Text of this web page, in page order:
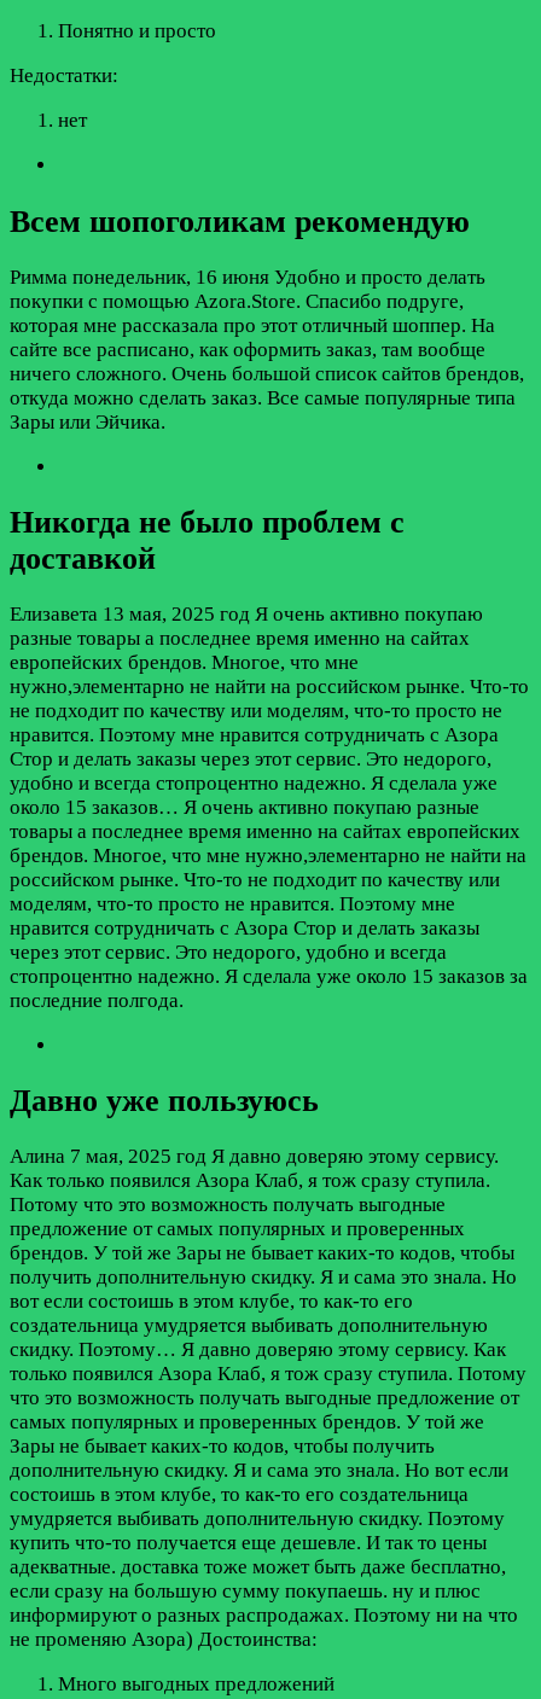
Понятно и просто
Недостатки:
нет
Всем шопоголикам рекомендую
Римма понедельник, 16 июня Удобно и просто делать
покупки с помощью Azora.Store. Спасибо подруге,
которая мне рассказала про этот отличный шоппер. На
сайте все расписано, как оформить заказ, там вообще
ничего сложного. Очень большой список сайтов брендов,
откуда можно сделать заказ. Все самые популярные типа
Зары или Эйчика.
Никогда не было проблем с
доставкой
Елизавета 13 мая, 2025 год Я очень активно покупаю
разные товары а последнее время именно на сайтах
европейских брендов. Многое, что мне
нужно,элементарно не найти на российском рынке. Что-то
не подходит по качеству или моделям, что-то просто не
нравится. Поэтому мне нравится сотрудничать с Азора
Стор и делать заказы через этот сервис. Это недорого,
удобно и всегда стопроцентно надежно. Я сделала уже
около 15 заказов… Я очень активно покупаю разные
товары а последнее время именно на сайтах европейских
брендов. Многое, что мне нужно,элементарно не найти на
российском рынке. Что-то не подходит по качеству или
моделям, что-то просто не нравится. Поэтому мне
нравится сотрудничать с Азора Стор и делать заказы
через этот сервис. Это недорого, удобно и всегда
стопроцентно надежно. Я сделала уже около 15 заказов за
последние полгода.
Давно уже пользуюсь
Алина 7 мая, 2025 год Я давно доверяю этому сервису.
Как только появился Азора Клаб, я тож сразу ступила.
Потому что это возможность получать выгодные
предложение от самых популярных и проверенных
брендов. У той же Зары не бывает каких-то кодов, чтобы
получить дополнительную скидку. Я и сама это знала. Но
вот если состоишь в этом клубе, то как-то его
создательница умудряется выбивать дополнительную
скидку. Поэтому… Я давно доверяю этому сервису. Как
только появился Азора Клаб, я тож сразу ступила. Потому
что это возможность получать выгодные предложение от
самых популярных и проверенных брендов. У той же
Зары не бывает каких-то кодов, чтобы получить
дополнительную скидку. Я и сама это знала. Но вот если
состоишь в этом клубе, то как-то его создательница
умудряется выбивать дополнительную скидку. Поэтому
купить что-то получается еще дешевле. И так то цены
адекватные. доставка тоже может быть даже бесплатно,
если сразу на большую сумму покупаешь. ну и плюс
информируют о разных распродажах. Поэтому ни на что
не променяю Азора) Достоинства:
Много выгодных предложений